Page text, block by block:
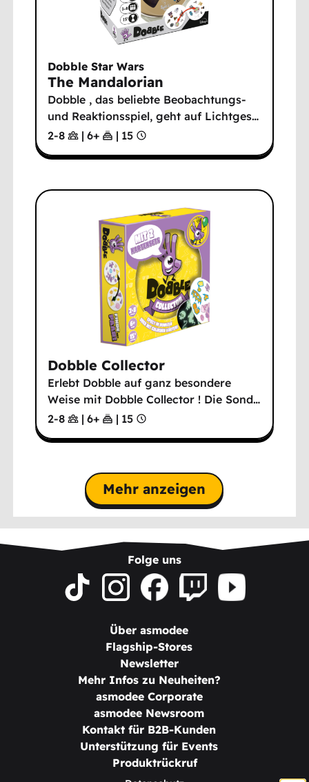
Dobble Star Wars
The Mandalorian
Dobble , das beliebte Beobachtungs-
und Reaktionsspiel, geht auf Lichtges…
2-8
| 6+ | 15
Dobble Collector
Erlebt Dobble auf ganz besondere
Weise mit Dobble Collector ! Die Sond…
2-8
| 6+ | 15
Mehr anzeigen
Folge uns
Über asmodee
Flagship-Stores
Newsletter
Mehr Infos zu Neuheiten?
asmodee Corporate
asmodee Newsroom
Kontakt für B2B-Kunden
Unterstützung für Events
Produktrückruf